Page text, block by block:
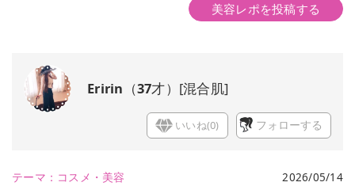
美容レポを投稿する
Eririn （37才） [混合肌]
いいね(0) フォローする
テーマ： コスメ・美容 2026/05/14